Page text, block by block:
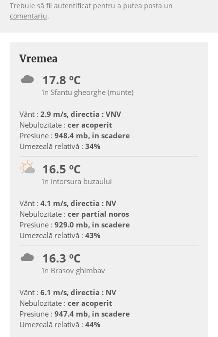
Trebuie să fii autentificat pentru a putea posta un
comentariu.
Vremea
17.8 ºC
în Sfantu gheorghe (munte)
Vânt : 2.9 m/s, directia : VNV
Nebulozitate : cer acoperit
Presiune : 948.4 mb, in scadere
Umezeală relativă : 34%
16.5 ºC
în Intorsura buzaului
Vânt : 4.1 m/s, directia : NV
Nebulozitate : cer partial noros
Presiune : 929.0 mb, in scadere
Umezeală relativă : 43%
16.3 ºC
în Brasov ghimbav
Vânt : 6.1 m/s, directia : NV
Nebulozitate : cer acoperit
Presiune : 947.4 mb, in scadere
Umezeală relativă : 44%